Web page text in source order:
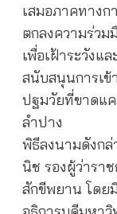
เสมอภาคทาง
ตกลงความร่ว
เพื่อเฝ้าระวังแ
สนับสนุนการเข้
ปฐมวัยที่ขาดแ
ลำปาง
พิธีลงนามดังก
นิช รองผู้ว่ารา
สักขีพยาน โดย